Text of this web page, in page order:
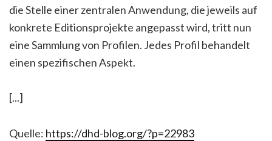
die Stelle einer zentralen Anwendung, die jeweils auf
konkrete Editionsprojekte angepasst wird, tritt nun
eine Sammlung von Profilen. Jedes Profil behandelt
einen spezifischen Aspekt.
[...]
Quelle: https://dhd-blog.org/?p=22983